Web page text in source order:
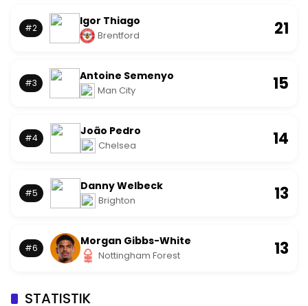
#2
Igor Thiago
Brentford 21
#3
Antoine Semenyo
Man City 15
#4
João Pedro
Chelsea 14
#5
Danny Welbeck
Brighton 13
#6
Morgan Gibbs-White
Nottingham Forest 13
STATISTIK